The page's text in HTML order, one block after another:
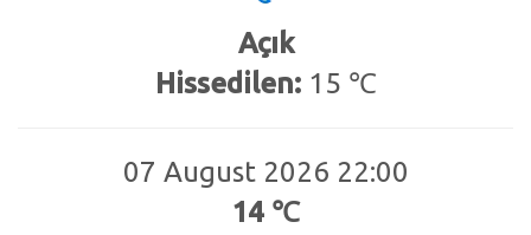
Açık
Hissedilen:15 ℃
07 August 2026 22:00
14 ℃